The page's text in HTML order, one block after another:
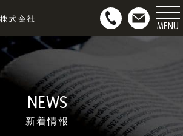
NEWS
新着情報